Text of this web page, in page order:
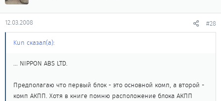
12.03.2008 #28
Kun сказал(а):
... NIPPON ABS LTD.
Предполагаю что первый блок - это основной комп, а второй -
комп АКПП. Хотя в книге помню расположение блока АКПП